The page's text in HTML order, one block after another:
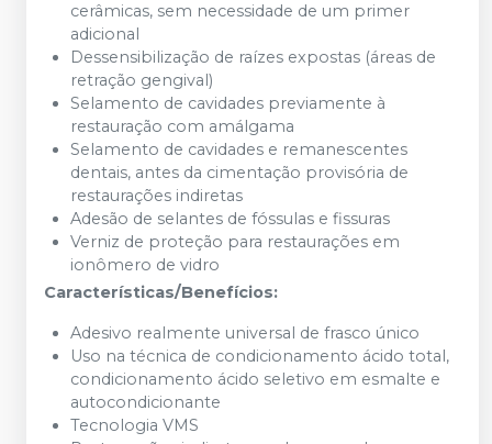
cerâmicas, sem necessidade de um primer
adicional
Dessensibilização de raízes expostas (áreas de
retração gengival)
Selamento de cavidades previamente à
restauração com amálgama
Selamento de cavidades e remanescentes
dentais, antes da cimentação provisória de
restaurações indiretas
Adesão de selantes de fóssulas e fissuras
Verniz de proteção para restaurações em
ionômero de vidro
Características/Benefícios:
Adesivo realmente universal de frasco único
Uso na técnica de condicionamento ácido total,
condicionamento ácido seletivo em esmalte e
autocondicionante
Tecnologia VMS